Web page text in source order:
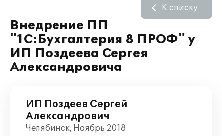
Внедрение ПП
"1С:Бухгалтерия 8 ПРОФ" у
ИП Поздеева Сергея
Александровича
К списку
ИП Поздеев Сергей
Александрович
Челябинск, Ноябрь 2018